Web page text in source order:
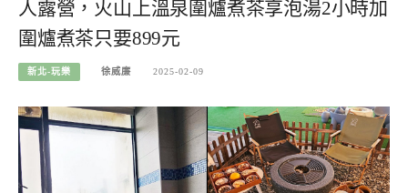
人露營，火山上溫泉圍爐煮茶享泡湯2小時加
圍爐煮茶只要899元
新北-玩樂 徐威廉 2025-02-09